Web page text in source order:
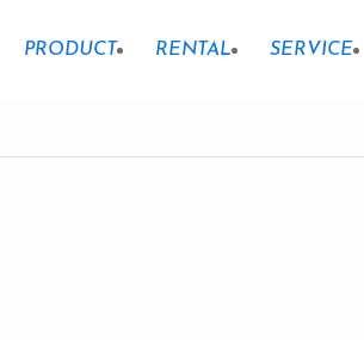
PRODUCT RENTAL SERVICE